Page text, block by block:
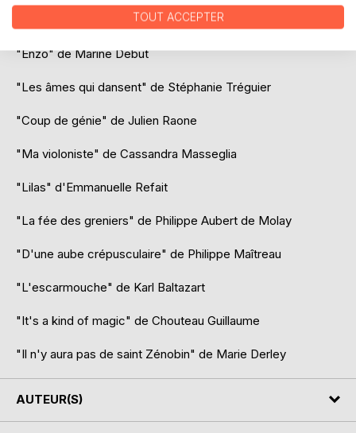
"Parle, Frappe, Tombe, Recommence" de Xavier Boulingue
"Enzo" de Marine Debut
"Les âmes qui dansent" de Stéphanie Tréguier
"Coup de génie" de Julien Raone
"Ma violoniste" de Cassandra Masseglia
"Lilas" d'Emmanuelle Refait
"La fée des greniers" de Philippe Aubert de Molay
"D'une aube crépusculaire" de Philippe Maîtreau
"L'escarmouche" de Karl Baltazart
"It's a kind of magic" de Chouteau Guillaume
"Il n'y aura pas de saint Zénobin" de Marie Derley
AUTEUR(S)
TOUT ACCEPTER